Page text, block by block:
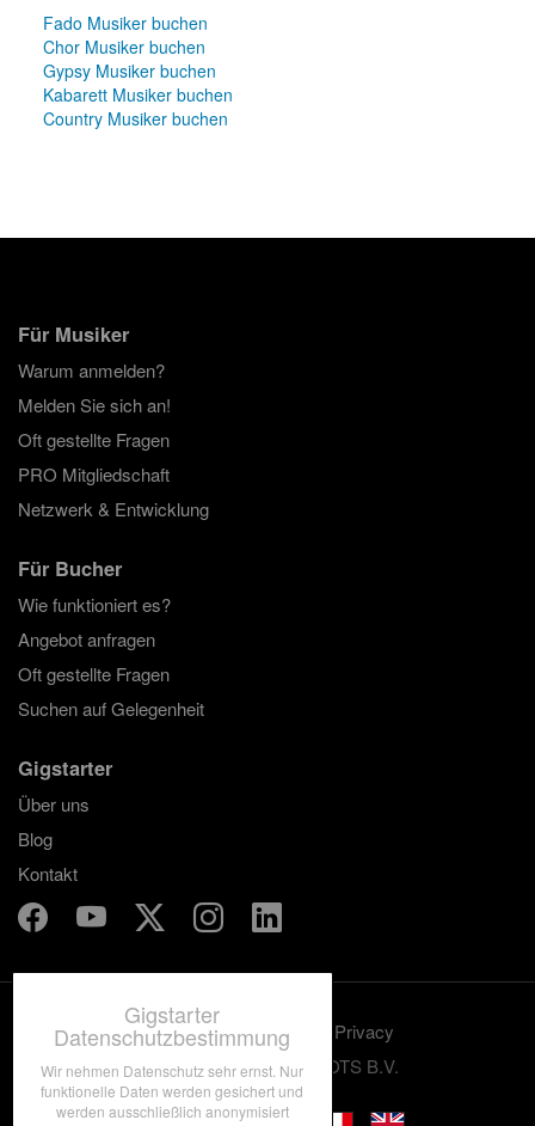
Fado Musiker buchen
Chor Musiker buchen
Gypsy Musiker buchen
Kabarett Musiker buchen
Country Musiker buchen
Für Musiker
Warum anmelden?
Melden Sie sich an!
Oft gestellte Fragen
PRO Mitgliedschaft
Netzwerk & Entwicklung
Für Bucher
Wie funktioniert es?
Angebot anfragen
Oft gestellte Fragen
Suchen auf Gelegenheit
Gigstarter
Über uns
Blog
Kontakt
Benutzungskonditionen
Privacy
© 2012-2026 GRASSROOTS B.V.
Gigstarter
Datenschutzbestimmung
Wir nehmen Datenschutz sehr ernst. Nur
funktionelle Daten werden gesichert und
werden ausschließlich anonymisiert